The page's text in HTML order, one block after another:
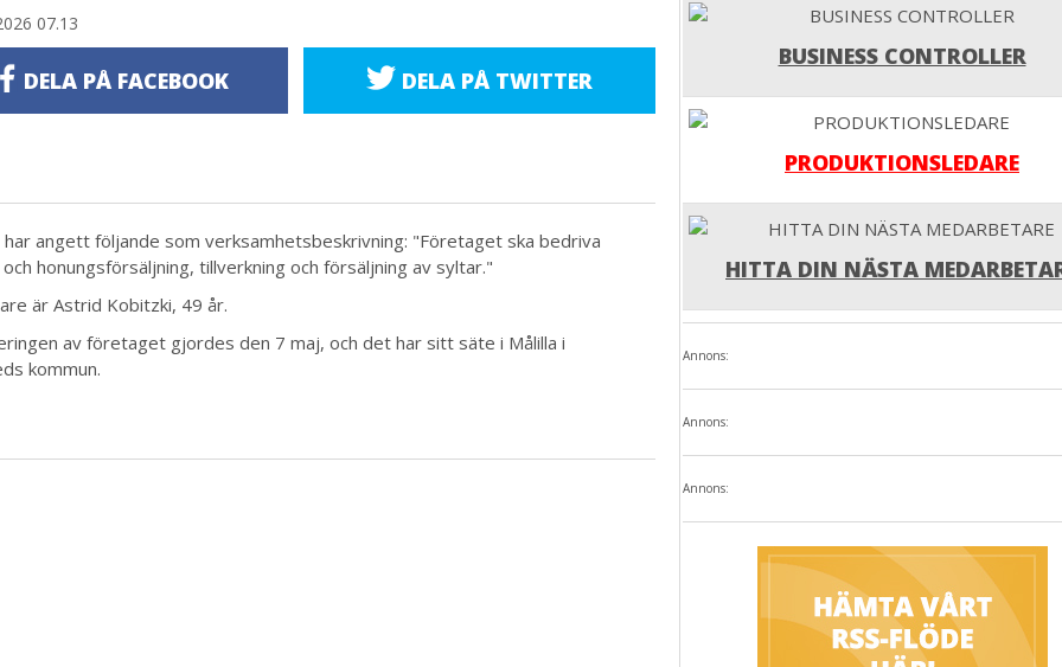
07.13
DELA PÅ FACEBOOK DELA PÅ TWITTER
angett följande som verksamhetsbeskrivning: "Företaget ska bedriva
honungsförsäljning, tillverkning och försäljning av syltar."
är Astrid Kobitzki, 49 år.
av företaget gjordes den 7 maj, och det har sitt säte i Målilla i
kommun.
BUSINESS CONTROLLER
PRODUKTIONSLEDARE
HITTA DIN NÄSTA
Annons:
Annons:
Annons: